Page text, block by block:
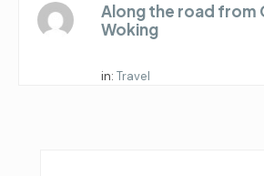
Along the road from
Woking
in: Travel